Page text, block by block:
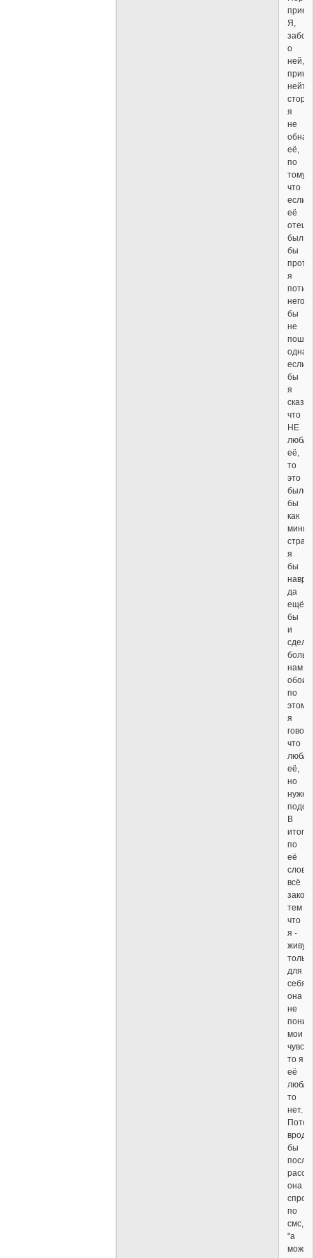
Я,
о
ней,
я
не
её,
по
тому
что
если
её
отец
был
бы
я
потив
него
бы
не
если
бы
я
сказал
что
НЕ
люблю
её,
то
это
было
бы
как
я
бы
да
ещё
бы
и
нам
обоим,
по
этому
я
что
люблю
её,
но
нужно
В
итоге,
по
её
всё
тем
что
я -
живу
только
для
себя,
она
не
мои
то я
её
люблю
то
нет.
вроде
бы
после
она
по
смс,
"а
можно